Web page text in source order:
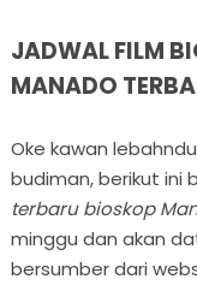
JADWAL FILM
MANADO
Oke kawan
budiman, berikut ini
terbaru bioskop
minggu dan akan
bersumber dari